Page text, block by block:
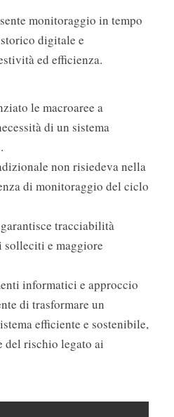
monitoraggio in tempo
digitale e
ed efficienza.
le macroaree a
di un sistema
non risiedeva nella
di monitoraggio del ciclo
tracciabilità
solleciti e maggiore
informatici e approccio
di trasformare un
efficiente e sostenibile,
del rischio legato ai